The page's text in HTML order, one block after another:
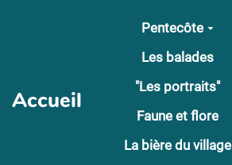
Aller au contenu principal
Accueil
Pentecôte
Les balades
"Les portraits"
Faune et flore
La bière du village